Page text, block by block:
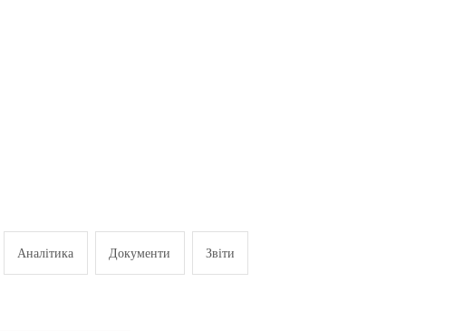
Аналітика Документи Звіти